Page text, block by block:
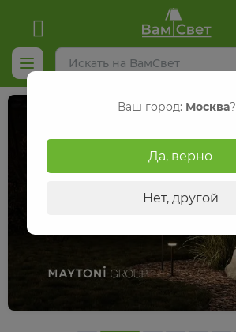
Ваш город: Москва?
Да, верно
Нет, другой